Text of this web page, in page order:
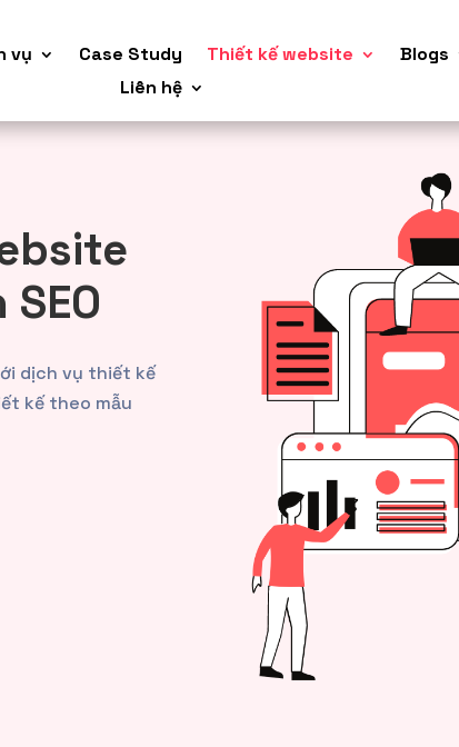
vụ Case Study Thiết kế website
Blogs
Liên hệ
dịch vụ thiết kế
kế theo mẫu